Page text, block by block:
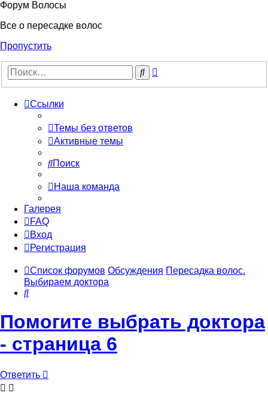
Форум Волосы
Все о пересадке волос
Пропустить
Поиск
Ссылки
Темы без ответов
Активные темы
Поиск
Наша команда
Галерея
FAQ
Вход
Регистрация
Список форумов Обсуждения Пересадка волос.
Выбираем доктора
Поиск
Помогите выбрать доктора
- страница 6
Ответить